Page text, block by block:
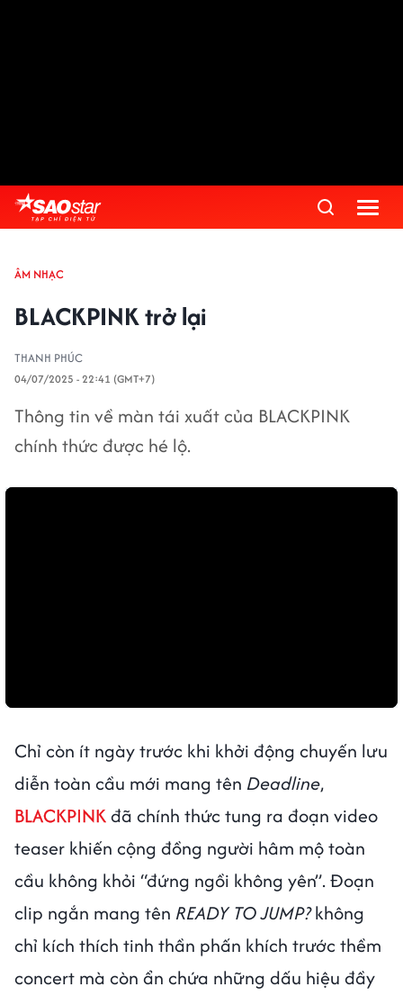
ÂM NHẠC
BLACKPINK trở lại
THANH PHÚC
04/07/2025 - 22:41 (GMT+7)
Thông tin về màn tái xuất của BLACKPINK
chính thức được hé lộ.
Chỉ còn ít ngày trước khi khởi động chuyến lưu
diễn toàn cầu mới mang tên Deadline,
BLACKPINKđã chính thức tung ra đoạn video
teaser khiến cộng đồng người hâm mộ toàn
cầu không khỏi “đứng ngồi không yên”. Đoạn
clip ngắn mang tên READY TO JUMP?không
chỉ kích thích tinh thần phấn khích trước thềm
concert mà còn ẩn chứa những dấu hiệu đầy